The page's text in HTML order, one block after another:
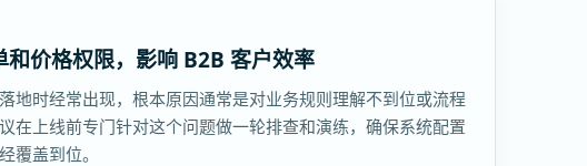
和价格权限，影响 B2B 客户效率
地时经常出现，根本原因通常是对业务规则理解不到位或流程
在上线前专门针对这个问题做一轮排查和演练，确保系统配置
覆盖到位。